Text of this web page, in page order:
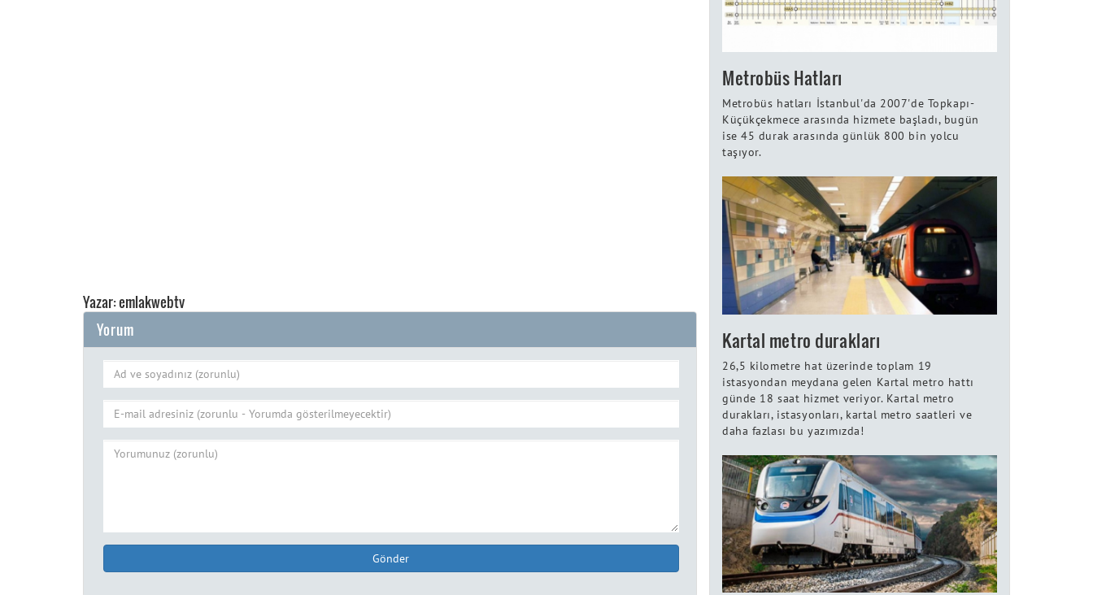
Yazar: emlakwebtv
Yorum
Gönder
Metrobüs Hatları
Metrobüs hatları İstanbul'da 2007'de Topkapı-
Küçükçekmece arasında hizmete başladı, bugün
ise 45 durak arasında günlük 800 bin yolcu
taşıyor.
Kartal metro durakları
26,5 kilometre hat üzerinde toplam 19
istasyondan meydana gelen Kartal metro hattı
günde 18 saat hizmet veriyor. Kartal metro
durakları, istasyonları, kartal metro saatleri ve
daha fazlası bu yazımızda!